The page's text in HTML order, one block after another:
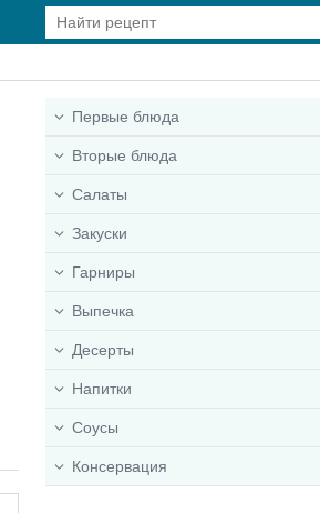
Первые блюда
Вторые блюда
Салаты
Закуски
Гарниры
Выпечка
Десерты
Напитки
Соусы
Консервация